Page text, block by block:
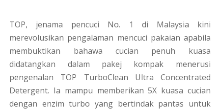
TOP, jenama pencuci No. 1 di Malaysia kini
merevolusikan pengalaman mencuci pakaian apabila
membuktikan bahawa cucian penuh kuasa
didatangkan dalam pakej kompak menerusi
pengenalan TOP TurboClean Ultra Concentrated
Detergent. Ia mampu memberikan 5X kuasa cucian
dengan enzim turbo yang bertindak pantas untuk